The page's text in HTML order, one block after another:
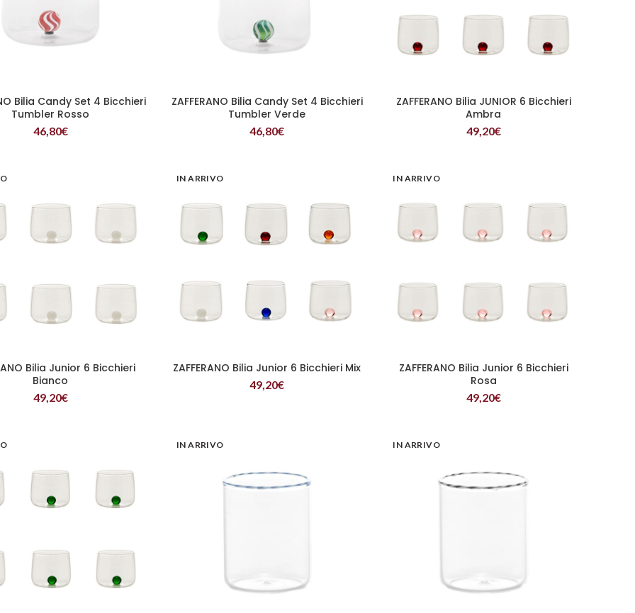
LEGGI TUTTO
Bilia Candy Set 4 Bicchieri
Tumbler Rosso
46,80€
LEGGI TUTTO
ZAFFERANO Bilia Candy Set 4 Bicchieri
Tumbler Verde
46,80€
LEGGI TUTTO
ZAFFERANO Bilia JUNIOR 6 Bicchieri
Ambra
49,20€
LEGGI TUTTO
Bilia Junior 6 Bicchieri
Bianco
49,20€
IN ARRIVO
LEGGI TUTTO
ZAFFERANO Bilia Junior 6 Bicchieri Mix
49,20€
IN ARRIVO
LEGGI TUTTO
ZAFFERANO Bilia Junior 6 Bicchieri
Rosa
49,20€
IN ARRIVO IN ARRIVO